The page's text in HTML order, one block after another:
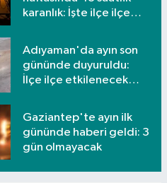
karanlık: İşte ilçe ilçe
Adıyaman'da ayın son
gününde duyuruldu:
İlçe ilçe etkilenecek
Gaziantep'te ayın ilk
gününde haberi geldi: 3
gün olmayacak